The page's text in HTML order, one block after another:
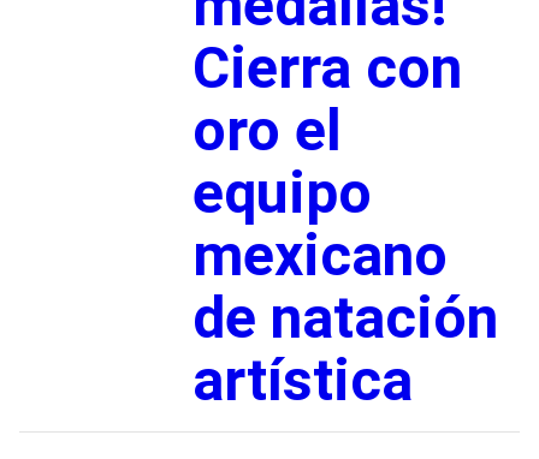
Cierra con
oro el
equipo
mexicano
de natación
artística